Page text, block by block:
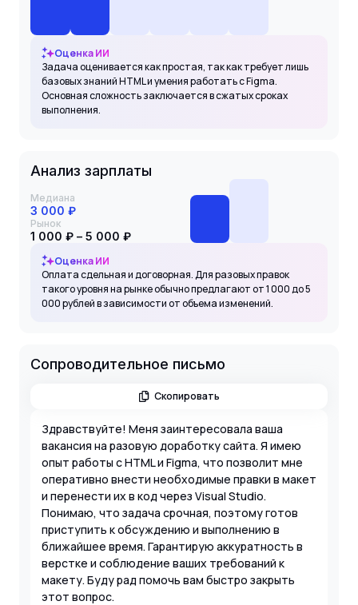
Оценка ИИ
Задача оценивается как простая, так как требует лишь
базовых знаний HTML и умения работать с Figma.
Основная сложность заключается в сжатых сроках
выполнения.
Анализ зарплаты
Медиана
3 000 ₽
Рынок
1 000 ₽ – 5 000 ₽
Оценка ИИ
Оплата сдельная и договорная. Для разовых правок
такого уровня на рынке обычно предлагают от 1 000 до 5
000 рублей в зависимости от объема изменений.
Сопроводительное письмо
Скопировать
Здравствуйте! Меня заинтересовала ваша
вакансия на разовую доработку сайта. Я имею
опыт работы с HTML и Figma, что позволит мне
оперативно внести необходимые правки в макет
и перенести их в код через Visual Studio.
Понимаю, что задача срочная, поэтому готов
приступить к обсуждению и выполнению в
ближайшее время. Гарантирую аккуратность в
верстке и соблюдение ваших требований к
макету. Буду рад помочь вам быстро закрыть
этот вопрос.